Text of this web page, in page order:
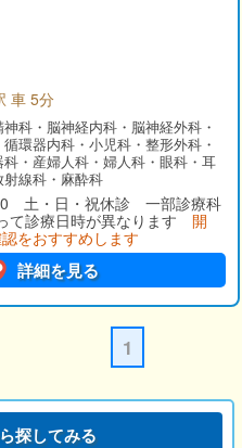
車 5分
科・脳神経内科・脳神経外科・
環器内科・小児科・整形外科・
・産婦人科・婦人科・眼科・耳
線科・麻酔科
土・日・祝休診 一部診療科
診療日時が異なります 開
をおすすめします
詳細を見る
1
探してみる